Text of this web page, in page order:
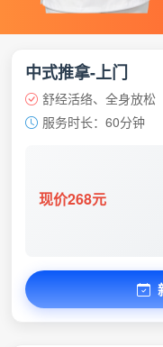
中式推拿-上门
舒经活络、全身放松
服务时长：60分钟
现价268元